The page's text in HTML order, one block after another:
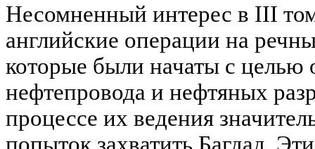
Несомненный интерес в III
английские операции на
которые были начаты с целью
нефтепровода и нефтяных
процессе их ведения
попыток захватить Багдад.